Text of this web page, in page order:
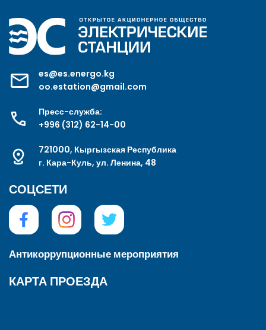
es@es.energo.kg
oo.estation@gmail.com
Пресс-служба:
+996 (312) 62-14-00
721000, Кыргызская Республика
г. Кара-Куль, ул. Ленина, 48
СОЦСЕТИ
Антикоррупционные мероприятия
КАРТА ПРОЕЗДА